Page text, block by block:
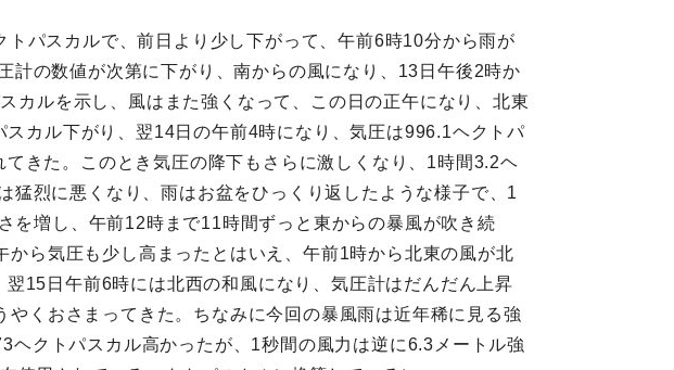
パスカルで、前日より少し下がって、午前6時10分から雨が
計の数値が次第に下がり、南からの風になり、13日午後2時か
カルを示し、風はまた強くなって、この日の正午になり、北東
カル下がり、翌14日の午前4時になり、気圧は996.1ヘクトパ
きた。このとき気圧の降下もさらに激しくなり、1時間3.2ヘ
烈に悪くなり、雨はお盆をひっくり返したような様子で、1
を増し、午前12時まで11時間ずっと東からの暴風が吹き続
ら気圧も少し高まったとはいえ、午前1時から北東の風が北
15日午前6時には北西の和風になり、気圧計はだんだん上昇
くおさまってきた。ちなみに今回の暴風雨は近年稀に見る強
クトパスカル高かったが、1秒間の風力は逆に6.3メートル強